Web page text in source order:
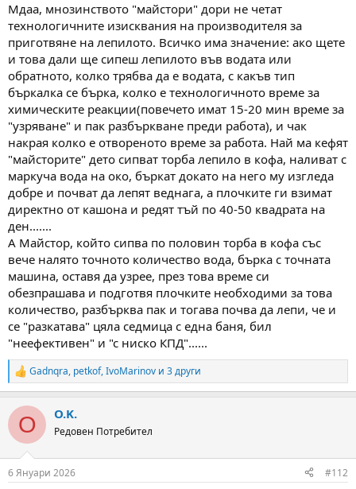
Мдаа, мнозинството "майстори" дори не четат
технологичните изисквания на производителя за
приготвяне на лепилото. Всичко има значение: ако щете
и това дали ще сипеш лепилото във водата или
обратното, колко трябва да е водата, с какъв тип
бъркалка се бърка, колко е технологичното време за
химическите реакции(повечето имат 15-20 мин време за
"узряване" и пак разбъркване преди работа), и чак
накрая колко е отвореното време за работа. Най ма кефят
"майсторите" дето сипват торба лепило в кофа, наливат с
маркуча вода на око, бъркат докато на него му изгледа
добре и почват да лепят веднага, а плочките ги взимат
директно от кашона и редят тъй по 40-50 квадрата на
ден.......
А Майстор, който сипва по половин торба в кофа със
вече налято точното количество вода, бърка с точната
машина, оставя да узрее, през това време си
обезпрашава и подготвя плочките необходими за това
количество, разбърква пак и тогава почва да лепи, че и
се "разкатава" цяла седмица с една баня, бил
"неефективен" и "с ниско КПД"......
R
e
c
i
s
Gadnqra, petkof,IvoMarinov и 3 други
O O.K.
Редовен Потребител
6 Януари 2026 #112